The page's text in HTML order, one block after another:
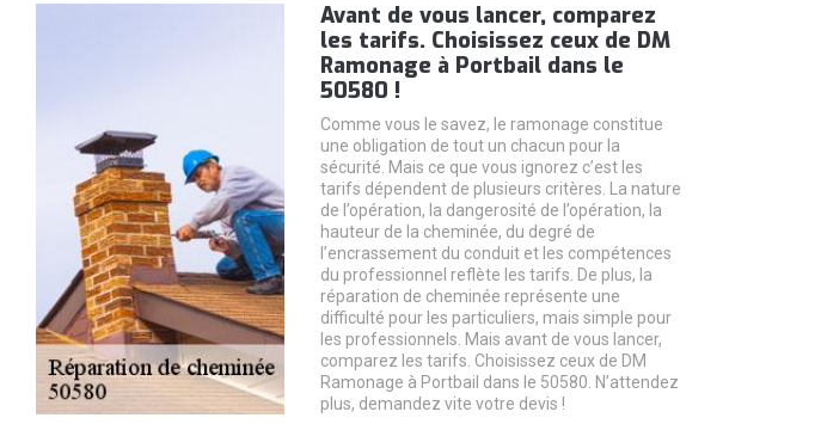
Avant de vous lancer, comparez
les tarifs. Choisissez ceux de DM
Ramonage à Portbail dans le
50580 !
Comme vous le savez, le ramonage constitue
une obligation de tout un chacun pour la
sécurité. Mais ce que vous ignorez c’est les
tarifs dépendent de plusieurs critères. La nature
de l’opération, la dangerosité de l’opération, la
hauteur de la cheminée, du degré de
l’encrassement du conduit et les compétences
du professionnel reflète les tarifs. De plus, la
réparation de cheminée représente une
difficulté pour les particuliers, mais simple pour
les professionnels. Mais avant de vous lancer,
comparez les tarifs. Choisissez ceux de DM
Ramonage à Portbail dans le 50580. N’attendez
plus, demandez vite votre devis !